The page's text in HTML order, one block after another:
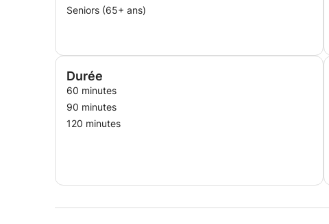
Seniors (65+ ans)
Durée
60 minutes
90 minutes
120 minutes